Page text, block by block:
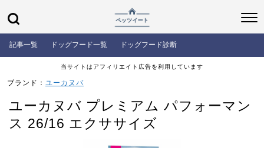
記事一覧 ドッグフード一覧 ドッグフード診断
当サイトはアフィリエイト広告を利用しています
ブランド： ユーカヌバ
ユーカヌバ プレミアム パフォーマン
ス 26/16 エクササイズ